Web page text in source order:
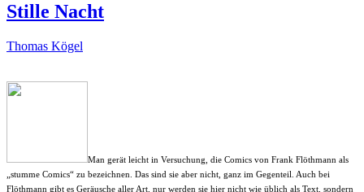
Stille Nacht
Thomas Kögel
Man gerät leicht in Versuchung, die Comics von Frank Flöthmann als
„stumme Comics“ zu bezeichnen. Das sind sie aber nicht, ganz im Gegenteil. Auch bei
Flöthmann gibt es Geräusche aller Art, nur werden sie hier nicht wie üblich als Text, sondern